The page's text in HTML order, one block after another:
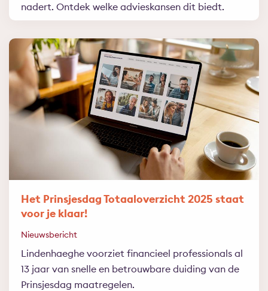
nadert. Ontdek welke advieskansen dit biedt.
Het Prinsjesdag Totaaloverzicht 2025 staat
voor je klaar!
Nieuwsbericht
Lindenhaeghe voorziet financieel professionals al
13 jaar van snelle en betrouwbare duiding van de
Prinsjesdag maatregelen.